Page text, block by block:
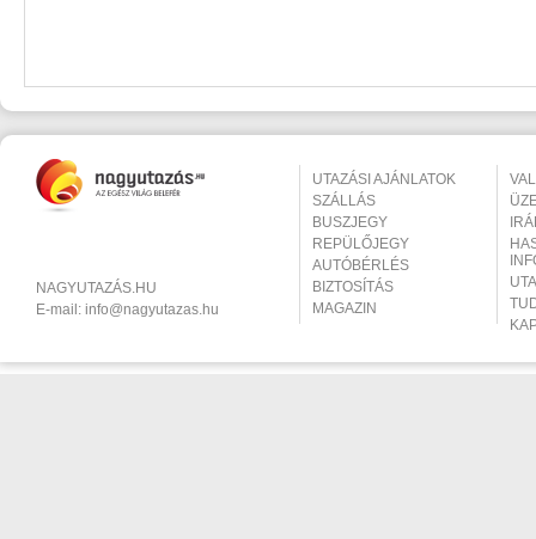
NAGYUTAZÁS.HU
E-mail: info@nagyutazas.hu
UTAZÁSI AJÁNLATOK
SZÁLLÁS
BUSZJEGY
REPÜLŐJEGY
AUTÓBÉRLÉS
BIZTOSÍTÁS
MAGAZIN